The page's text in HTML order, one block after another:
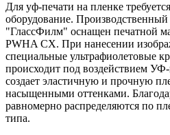
Для уф-печати на пленке
оборудование.
"ГлассФилм" оснащен печатной
PWHA CX. При нанесении
специальные ультрафиолетовые
происходит под воздействием
создает эластичную и прочную
насыщенными оттенками.
равномерно распределяются по
типа.